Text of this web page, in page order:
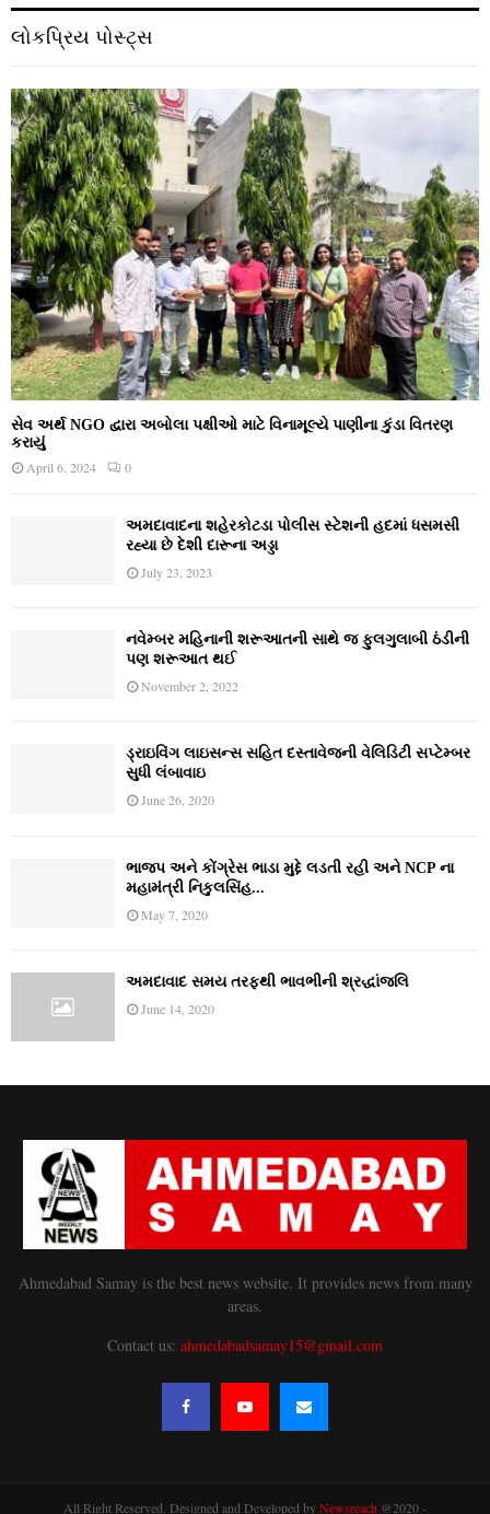
લોકપ્રિય પોસ્ટ્સ
સેવ અર્થ NGO દ્વારા અબોલા પક્ષીઓ માટે વિનામૂલ્યે પાણીના કુંડા વિતરણ
કરાયું
April 6, 2024 0
અમદાવાદના શહેરકોટડા પોલીસ સ્ટેશની હદમાં ધસમસી
રહ્યા છે દેશી દારૂના અડ્ડા
July 23, 2023
નવેમ્‍બર મહિનાની શરૂઆતની સાથે જ ફુલગુલાબી ઠંડીની
પણ શરૂઆત થઈ
November 2, 2022
ડ્રાઇવિંગ લાઇસન્સ સહિત દસ્તાવેજની વેલિડિટી સપ્ટેમ્બર
સુધી લંબાવાઇ
June 26, 2020
ભાજપ અને કોંગ્રેસ ભાડા મુદ્દે લડતી રહી અને NCP ના
મહામંત્રી નિકુલસિંહ...
May 7, 2020
અમદાવાદ સમય તરફથી ભાવભીની શ્રદ્ધાંજલિ
June 14, 2020
Ahmedabad Samay is the best news website. It provides news from many
areas.
Contact us: ahmedabadsamay15@gmail.com
All Right Reserved. Designed and Developed byNewsreach @2020 -